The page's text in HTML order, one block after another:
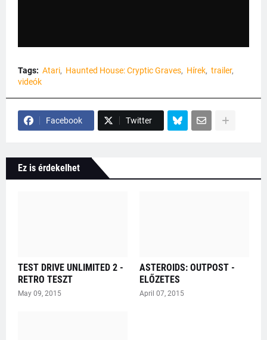
Tags: Atari Haunted House: Cryptic Graves Hírek trailer
videók
Facebook Twitter
Ez is érdekelhet
TEST DRIVE UNLIMITED 2 -
RETRO TESZT
May 09, 2015
ASTEROIDS: OUTPOST -
ELŐZETES
April 07, 2015